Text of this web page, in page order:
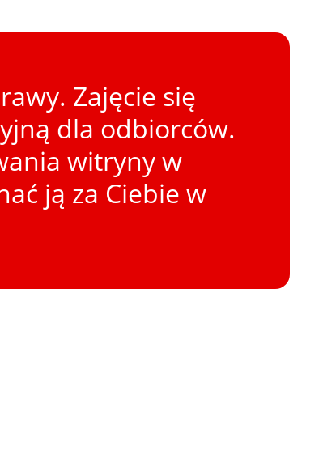
Zajęcie się
dla odbiorców.
witryny w
ją za Ciebie w